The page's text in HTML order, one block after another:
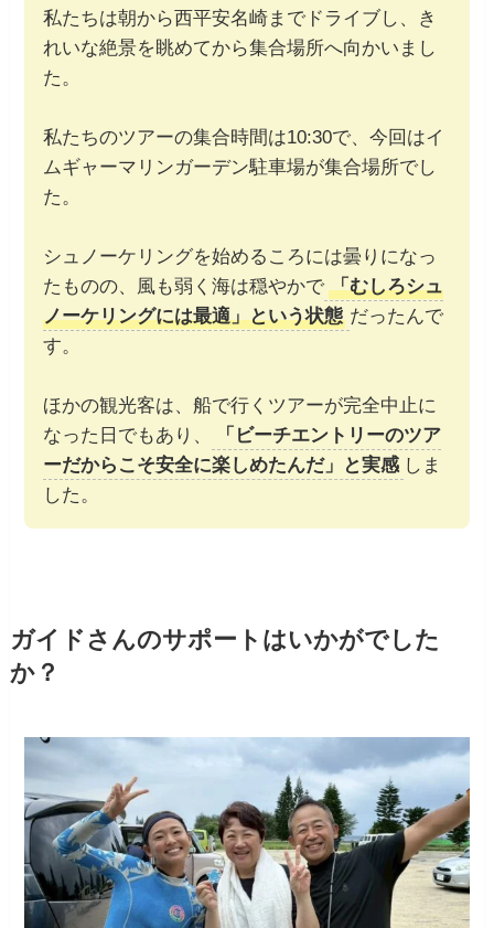
私たちは朝から西平安名崎までドライブし、き
れいな絶景を眺めてから集合場所へ向かいまし
た。
私たちのツアーの集合時間は10:30で、今回はイ
ムギャーマリンガーデン駐車場が集合場所でし
た。
シュノーケリングを始めるころには曇りになっ
たものの、風も弱く海は穏やかで 「むしろシュ
ノーケリングには最適」という状態 だったんで
す。
ほかの観光客は、船で行くツアーが完全中止に
なった日でもあり、
「ビーチエントリーのツア
ーだからこそ安全に楽しめたんだ」と実感 しま
した。
ガイドさんのサポートはいかがでした
か？